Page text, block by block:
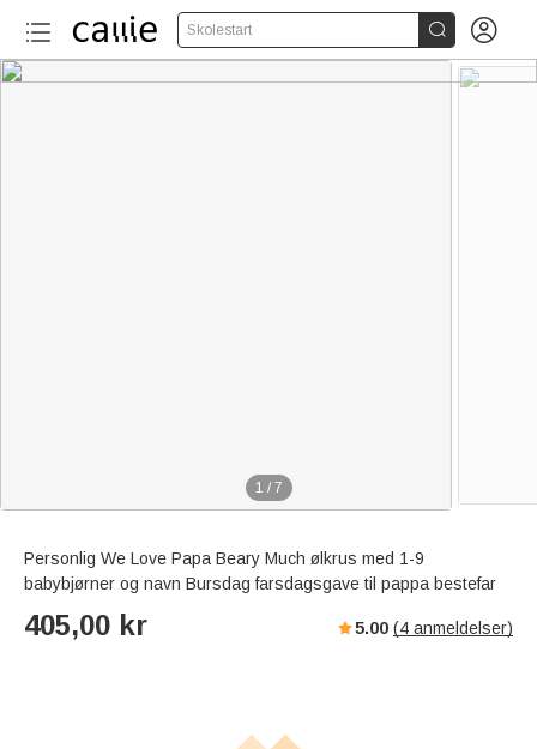
Skolestart  
1 / 7
Personlig We Love Papa Beary Much ølkrus med 1-9
babybjørner og navn Bursdag farsdagsgave til pappa bestefar
405,00 kr 5.00 (4 anmeldelser)